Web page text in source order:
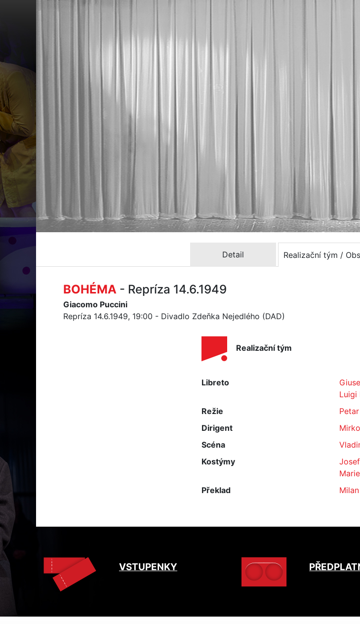
Detail Realizační tým /
BOHÉMA - Repríza 14.6.1949
Giacomo Puccini
Repríza 14.6.1949, 19:00 - Divadlo Zdeňka Nejedlého (DAD)
Realizační tým
Libreto
Luigi
Režie
Dirigent
Scéna
Kostýmy
Překlad
VSTUPENKY